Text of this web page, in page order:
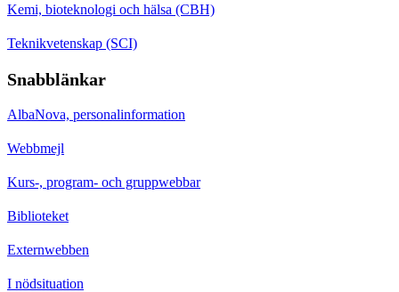
Kemi, bioteknologi och hälsa (CBH)
Teknikvetenskap (SCI)
Snabblänkar
AlbaNova, personalinformation
Webbmejl
Kurs-, program- och gruppwebbar
Biblioteket
Externwebben
I nödsituation